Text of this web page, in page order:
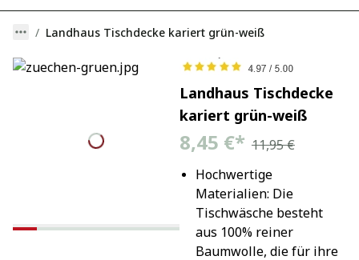
Landhaus Tischdecke kariert grün-weiß
Landhaus Tischdecke
kariert grün-weiß
8,45 €* 11,95 €
Hochwertige
Materialien: Die
Tischwäsche besteht
aus 100% reiner
Baumwolle, die für ihre